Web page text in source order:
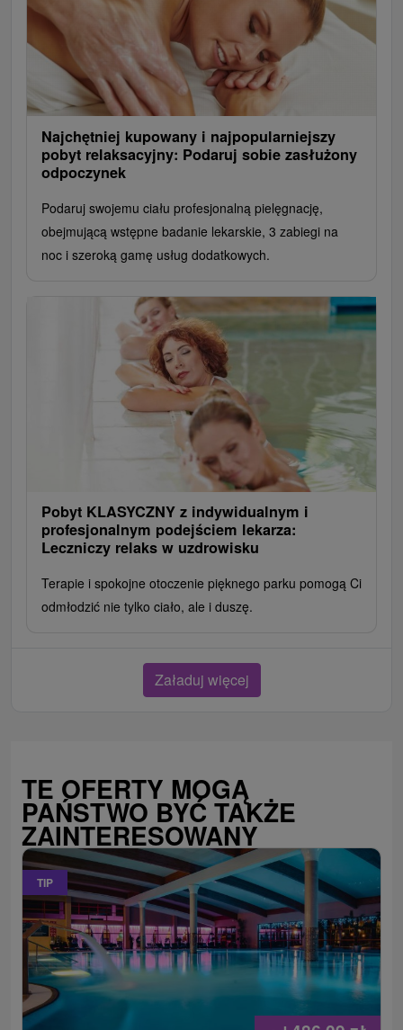
Najchętniej kupowany i najpopularniejszy
pobyt relaksacyjny: Podaruj sobie zasłużony
odpoczynek
Podaruj swojemu ciału profesjonalną pielęgnację,
obejmującą wstępne badanie lekarskie, 3 zabiegi na
noc i szeroką gamę usług dodatkowych.
Pobyt KLASYCZNY z indywidualnym i
profesjonalnym podejściem lekarza:
Leczniczy relaks w uzdrowisku
Terapie i spokojne otoczenie pięknego parku pomogą Ci
odmłodzić nie tylko ciało, ale i duszę.
Załaduj więcej
TE OFERTY MOGĄ
PAŃSTWO BYĆ TAKŻE
ZAINTERESOWANY
TIP